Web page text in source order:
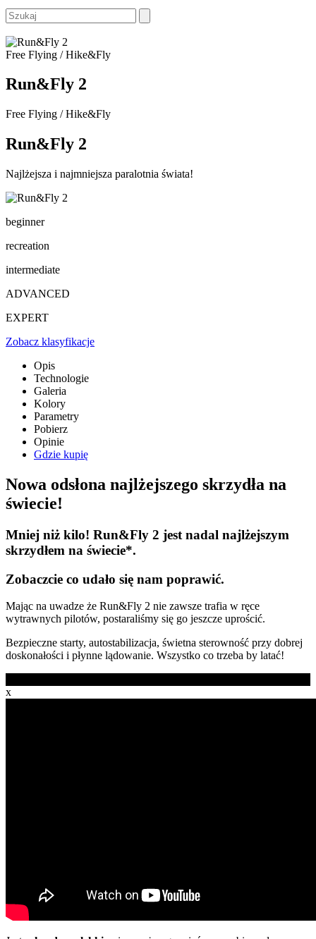
Free Flying / Hike&Fly
Run&Fly 2
Free Flying / Hike&Fly
Run&Fly 2
Najlżejsza i najmniejsza paralotnia świata!
beginner
recreation
intermediate
ADVANCED
EXPERT
Zobacz klasyfikacje
Opis
Technologie
Galeria
Kolory
Parametry
Pobierz
Opinie
Gdzie kupię
Nowa odsłona najlżejszego skrzydła na
świecie!
Mniej niż kilo! Run&Fly 2 jest nadal najlżejszym
skrzydłem na świecie*.
Zobaczcie co udało się nam poprawić.
Mając na uwadze że Run&Fly 2 nie zawsze trafia w ręce
wytrawnych pilotów, postaraliśmy się go jeszcze uprościć.
Bezpieczne starty, autostabilizacja, świetna sterowność przy dobrej
doskonałości i płynne lądowanie. Wszystko co trzeba by latać!
x